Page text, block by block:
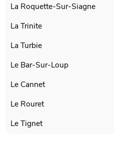
La Roquette-Sur-Siagne
La Trinite
La Turbie
Le Bar-Sur-Loup
Le Cannet
Le Rouret
Le Tignet